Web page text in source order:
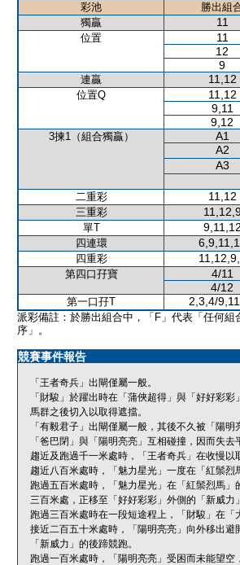
彩池 勝出組
獨贏
11
位置 11
12
9
連贏 11,12
位置Q 11,12
9,11
9,12
3揀1（組合獨贏） A1
A2
A3
二重彩
11,12
三重彩
單T 9,11,12
四連環
四重彩
第四口孖寶 4/11
4/12
第一口孖T 2,3,4/
派彩備註：於勝出組合中，「F」代表「任何
序」。
競賽事件報告
「王者奇兵」出閘僅屬一般。
「財駿」於躍出時在「蒲俠超得」與「好好彩
馬群之後切入以取得遮擋。
「有毅君子」出閘僅屬一般，其後不久被「陽
「爸巴閉」與「陽明亮亮」互相碰撞，因而失去
趨近及跑過千一米處時，「王者奇兵」在收慢以
趨近八百米處時，「魅力星光」一度在「紅鬃
跑過五百米處時，「魅力星光」在「紅鬃烈馬
三百米處，正移至「好好彩彩」外側的「新威
跑過三百米處時在一段短途程上，「財駿」在
接近二百五十米處時，「陽明亮亮」向外移出
「新威力」的後蹄競跑。
跑過一百米處時，「陽明亮亮」受困而未能望